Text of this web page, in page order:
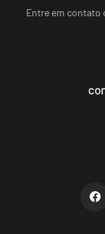
Entre em contato